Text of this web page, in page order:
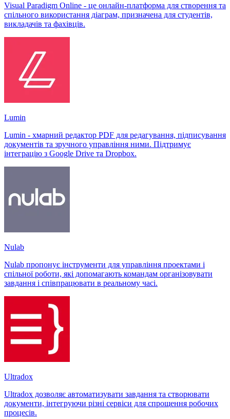
Visual Paradigm Online - це онлайн-платформа для створення та
спільного використання діаграм, призначена для студентів,
викладачів та фахівців.
Lumin
Lumin - хмарний редактор PDF для редагування, підписування
документів та зручного управління ними. Підтримує
інтеграцію з Google Drive та Dropbox.
Nulab
Nulab пропонує інструменти для управління проектами і
спільної роботи, які допомагають командам організовувати
завдання і співпрацювати в реальному часі.
Ultradox
Ultradox дозволяє автоматизувати завдання та створювати
документи, інтегруючи різні сервіси для спрощення робочих
процесів.